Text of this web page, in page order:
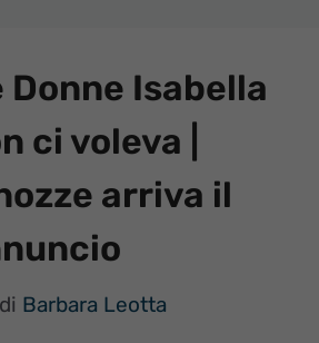
Donne Isabella
ci voleva |
arriva il
di Barbara Leotta